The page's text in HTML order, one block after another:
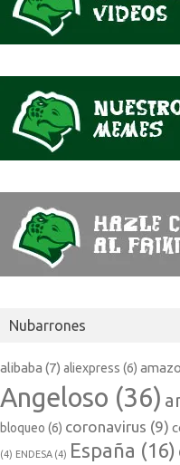
Nubarrones
alibaba (7) aliexpress (6)
Angeloso (36)
bloqueo (6) coronavirus (9)
(4) ENDESA (4) España (16)